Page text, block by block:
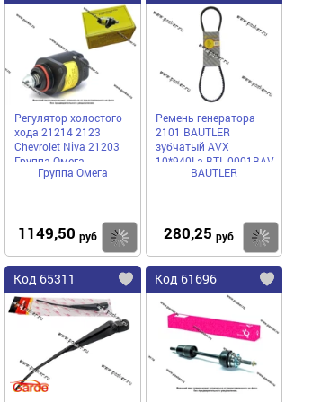
Регулятор холостого
хода 21214 2123
Chevrolet Niva 21203
Группа Омега
Группа Омега
1149,50 руб Купить
Ремень генератора
2101 BAUTLER
зубчатый AVX
10*940La BTL-0001BAV
BAUTLER
280,25 руб
Код 65311 Код 61696